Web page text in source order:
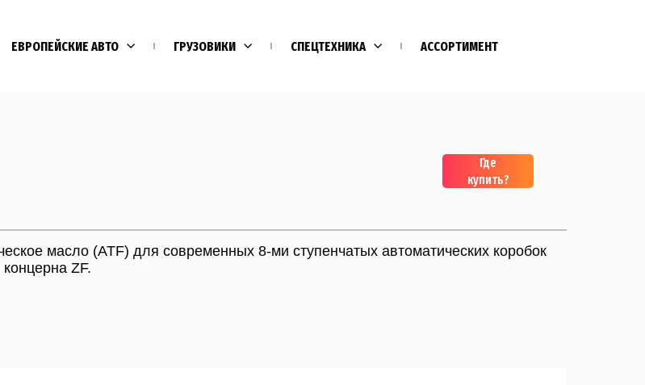
ЕВРОПЕЙСКИЕ АВТО ГРУЗОВИКИ СПЕЦТЕХНИКА АССОРТИМЕНТ
Где
купить?
масло (ATF) для современных 8-ми ступенчатых автоматических коробок
ZF.